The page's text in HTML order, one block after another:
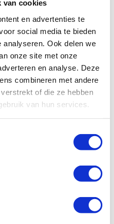
van cookies
en advertenties te
social media te bieden
Ook delen we
onze site met onze
en analyse. Deze
combineren met andere
of die ze hebben
van hun services.
Schade/onderhoud
Vragen vooraf